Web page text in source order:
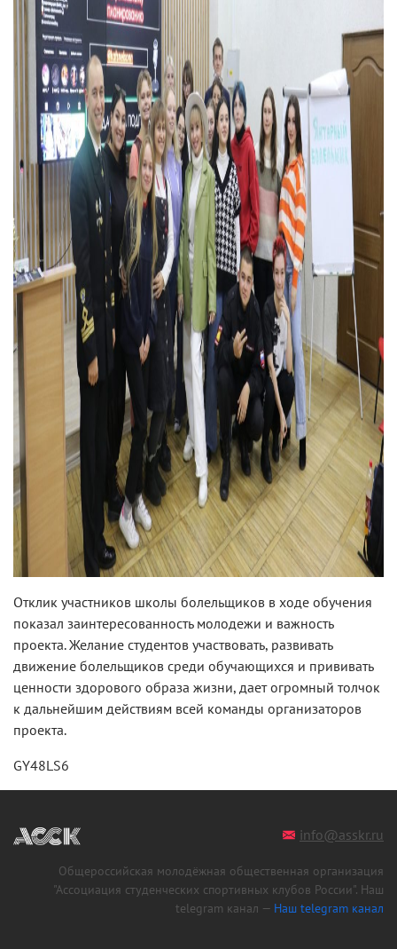
Отклик участников школы болельщиков в ходе обучения
показал заинтересованность молодежи и важность
проекта. Желание студентов участвовать, развивать
движение болельщиков среди обучающихся и прививать
ценности здорового образа жизни, дает огромный толчок
к дальнейшим действиям всей команды организаторов
проекта.
GY48LS6
Общероссийская молодёжная общественная организация
"Ассоциация студенческих спортивных клубов России". Наш
telegram канал — Наш telegram канал
info@asskr.ru